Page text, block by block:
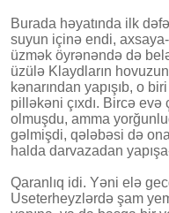
Burada həyatında ilk
suyun içinə endi,
üzmək öyrənəndə də
üzülə Klaydların
kənarından yapışıb, o
pilləkəni çıxdı. Bircə
olmuşdu, amma
gəlmişdi, qələbəsi də
halda darvazadan
Qaranlıq idi. Yəni elə
Useterheyzlərdə şam